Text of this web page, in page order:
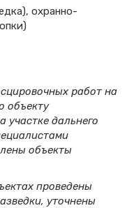
охранно-
работ на
объекту
дальнего
объекты
проведены
уточнены